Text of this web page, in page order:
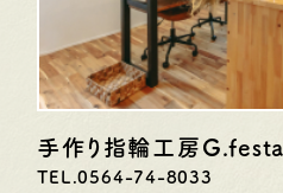
手作り指輪工房G.festa
TEL.0564-74-8033